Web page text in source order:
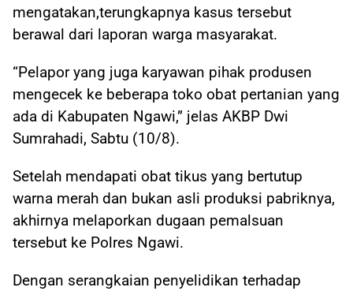
mengatakan,terungkapnya kasus tersebut
berawal dari laporan warga masyarakat.
“Pelapor yang juga karyawan pihak produsen
mengecek ke beberapa toko obat pertanian yang
ada di Kabupaten Ngawi,” jelas AKBP Dwi
Sumrahadi, Sabtu (10/8).
Setelah mendapati obat tikus yang bertutup
warna merah dan bukan asli produksi pabriknya,
akhirnya melaporkan dugaan pemalsuan
tersebut ke Polres Ngawi.
Dengan serangkaian penyelidikan terhadap